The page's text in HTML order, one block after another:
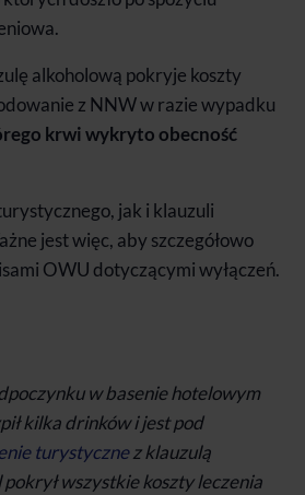
alkoholową pokryje koszty
z NNW w razie wypadku
krwi wykryto obecność
jak i klauzuli
jest więc, aby szczegółowo
OWU dotyczącymi wyłączeń.
w basenie hotelowym
kilka drinków i jest pod
turystycznez klauzulą
wszystkie koszty leczenia